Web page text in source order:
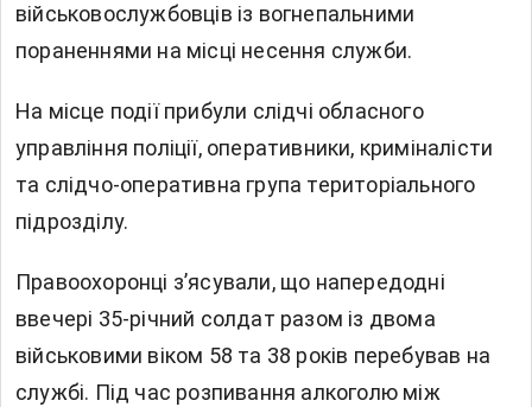
військовослужбовців із вогнепальними
пораненнями на місці несення служби.
На місце події прибули слідчі обласного
управління поліції, оперативники, криміналісти
та слідчо-оперативна група територіального
підрозділу.
Правоохоронці з’ясували, що напередодні
ввечері 35-річний солдат разом із двома
військовими віком 58 та 38 років перебував на
службі. Під час розпивання алкоголю між